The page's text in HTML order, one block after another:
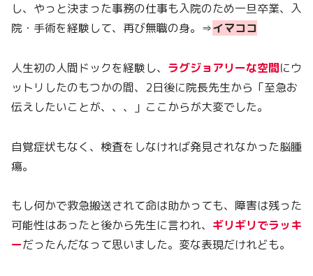
し、やっと決まった事務の仕事も入院のため一旦卒業、入
院・手術を経験して、再び無職の身。⇒イマココ
人生初の人間ドックを経験し、 ラグジョアリーな空間にウ
ットリしたのもつかの間、2日後に院長先生から「至急お
伝えしたいことが、、、」ここからが大変でした。
自覚症状もなく、検査をしなければ発見されなかった脳腫
瘍。
もし何かで救急搬送されて命は助かっても、障害は残った
可能性はあったと後から先生に言われ、 ギリギリでラッキ
ーだったんだなって思いました。変な表現だけれども。